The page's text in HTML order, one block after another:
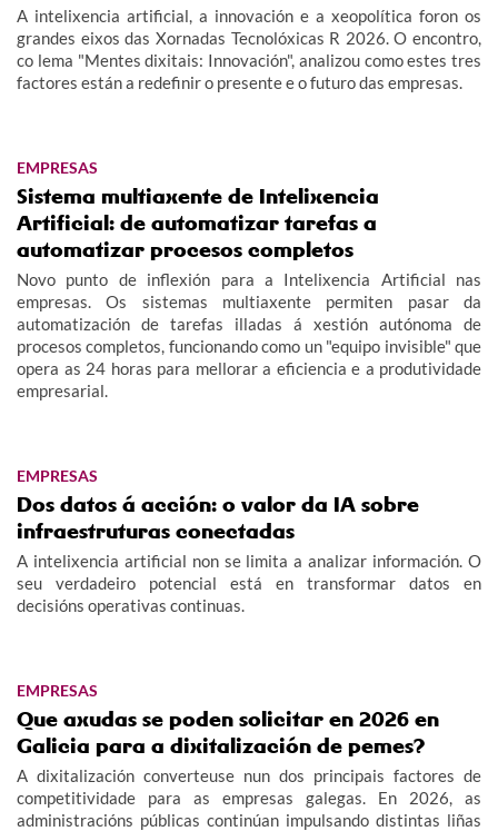
A intelixencia artificial, a innovación e a xeopolítica foron os
grandes eixos das Xornadas Tecnolóxicas R 2026. O encontro,
co lema "Mentes dixitais: Innovación", analizou como estes tres
factores están a redefinir o presente e o futuro das empresas.
EMPRESAS
Sistema multiaxente de Intelixencia
Artificial: de automatizar tarefas a
automatizar procesos completos
Novo punto de inflexión para a Intelixencia Artificial nas
empresas. Os sistemas multiaxente permiten pasar da
automatización de tarefas illadas á xestión autónoma de
procesos completos, funcionando como un "equipo invisible" que
opera as 24 horas para mellorar a eficiencia e a produtividade
empresarial.
EMPRESAS
Dos datos á acción: o valor da IA sobre
infraestruturas conectadas
A intelixencia artificial non se limita a analizar información. O
seu verdadeiro potencial está en transformar datos en
decisións operativas continuas.
EMPRESAS
Que axudas se poden solicitar en 2026 en
Galicia para a dixitalización de pemes?
A dixitalización converteuse nun dos principais factores de
competitividade para as empresas galegas. En 2026, as
administracións públicas continúan impulsando distintas liñas